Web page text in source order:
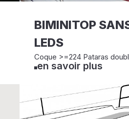
BIMINITOP
LEDS
Coque >=224 Pataras
en savoir plus